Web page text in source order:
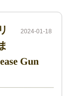
2024-01-18
Gun